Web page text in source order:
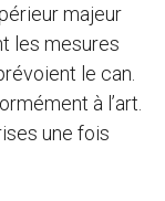
majeur
les mesures
le can.
à l’art.
une fois